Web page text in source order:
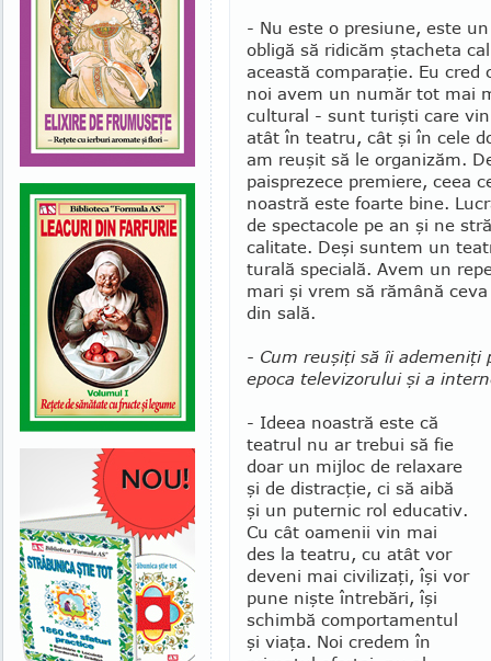
- Nu este o presiune, este
obligă să ridicăm ştacheta
această comparaţie. Eu cred
noi avem un număr tot mai
cultural - sunt turişti care
atât în teatru, cât şi în cele
am reuşit să le organizăm.
paisprezece premiere, ceea
noastră este foarte bine.
de spectacole pe an şi ne
calitate. Deşi suntem un
turală specială. Avem un
mari şi vrem să rămână
din sală.
- Cum reuşiţi să îi ademeniţi
epoca televi­zo­rului şi a
- Ideea noastră este că
teatrul nu ar trebui să fie
doar un mijloc de relaxare
şi de distracţie, ci să aibă
şi un puternic rol educativ.
Cu cât oamenii vin mai
des la teatru, cu atât vor
deveni mai civilizaţi, îşi vor
pune nişte întrebări, îşi
schimbă comporta­mentul
şi viaţa. Noi credem în